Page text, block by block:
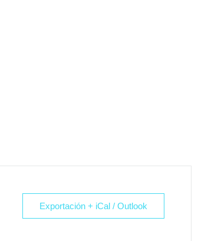
Exportación + iCal / Outlook